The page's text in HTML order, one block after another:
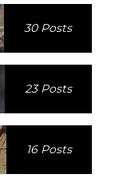
30 Posts
23 Posts
16 Posts